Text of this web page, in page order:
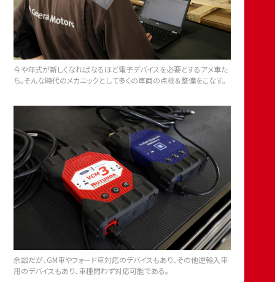
今や年式が新しくなればなるほど電子デバイスを必要とするアメ車た
ち。そんな時代のメカニックとして多くの車両の点検＆整備をこなす。
余談だが、GM車やフォード車対応のデバイスもあり、その他逆輸入車
用のデバイスもあり、車種問わず対応可能である。